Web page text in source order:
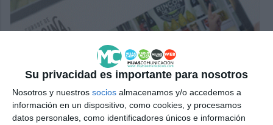
Su privacidad es importante para nosotros
Nosotros y nuestros socios almacenamos y/o accedemos a
información en un dispositivo, como cookies, y procesamos
datos personales, como identificadores únicos e información